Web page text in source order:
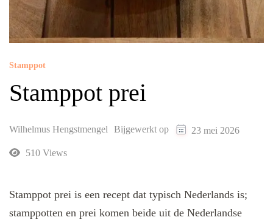
Stamppot
Stamppot prei
Wilhelmus Hengstmengel Bijgewerkt op 23 mei 2026
510 Views
Stamppot prei is een recept dat typisch Nederlands is;
stamppotten en prei komen beide uit de Nederlandse